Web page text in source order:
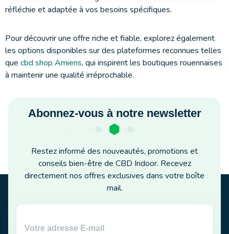
réfléchie et adaptée à vos besoins spécifiques.
Pour découvrir une offre riche et fiable, explorez également
les options disponibles sur des plateformes reconnues telles
que cbd shop Amiens, qui inspirent les boutiques rouennaises
à maintenir une qualité irréprochable.
Abonnez-vous à notre newsletter
Restez informé des nouveautés, promotions et
conseils bien-être de CBD Indoor. Recevez
directement nos offres exclusives dans votre boîte
mail.